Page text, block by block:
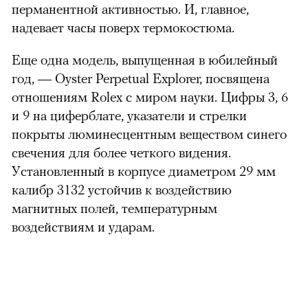
перманентной активностью. И, главное,
надевает часы поверх термокостюма.
Еще одна модель, выпущенная в юбилейный
год, — Oyster Perpetual Explorer, посвящена
отношениям Rolex с миром науки. Цифры 3, 6
и 9 на циферблате, указатели и стрелки
покрыты люминесцентным веществом синего
свечения для более четкого видения.
Установленный в корпусе диаметром 29 мм
калибр 3132 устойчив к воздействию
магнитных полей, температурным
воздействиям и ударам.